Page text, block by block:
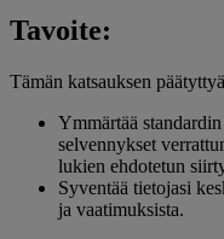
Tavoite:
Tämän katsauksen
Ymmärtää
selvennykset
lukien ehdotetun
Syventää tietojasi
ja vaatimuksista.